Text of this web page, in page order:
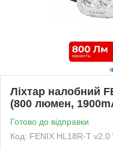
Ліхтар налобний
(800 люмен,
Готово до відправки
Код: FENIX HL18R-T v2.0